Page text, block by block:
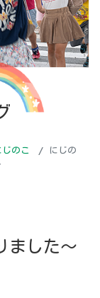
じのこ
にじの
ました～